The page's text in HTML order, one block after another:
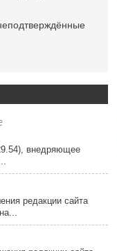
внедряющее
редакции сайта